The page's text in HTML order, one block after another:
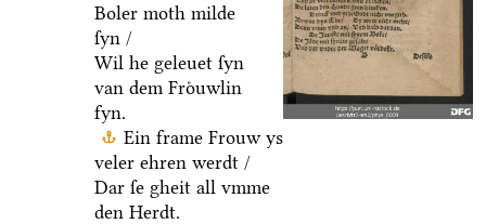
Boler moth milde
ſyn /
Wil he geleuet ſyn
van dem Froͤuwlin
fyn.
Ein frame Frouw ys
veler ehren werdt /
Dar ſe gheit all vmme
den Herdt.